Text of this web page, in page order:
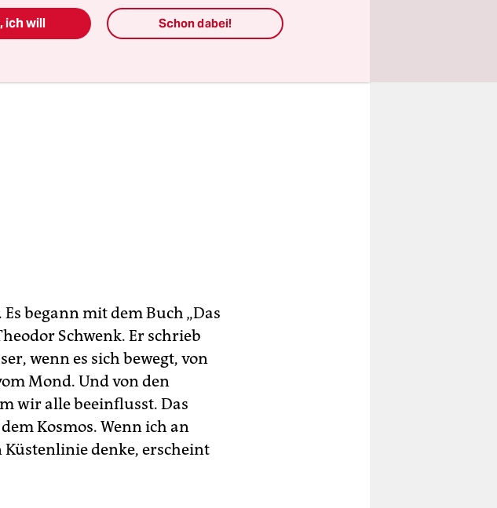
begann mit dem Buch „Das
Schwenk. Er schrieb
wenn es sich bewegt, von
Mond. Und von den
wir alle beeinflusst. Das
Kosmos. Wenn ich an
denke, erscheint
ich will Schon dabei!